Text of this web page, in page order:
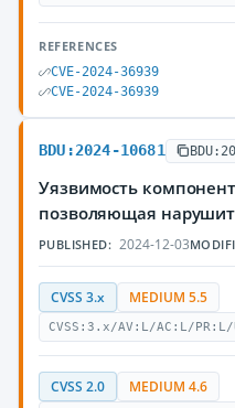
REFERENCES
CVE-2024-36939
CVE-2024-36939
BDU:2024-10681
Уязвимость
позволяющая
PUBLISHED: 2024-12-03
CVSS 3.x MEDIUM 5.5
CVSS:3.x/AV:L/AC:L/
CVSS 2.0 MEDIUM 4.6